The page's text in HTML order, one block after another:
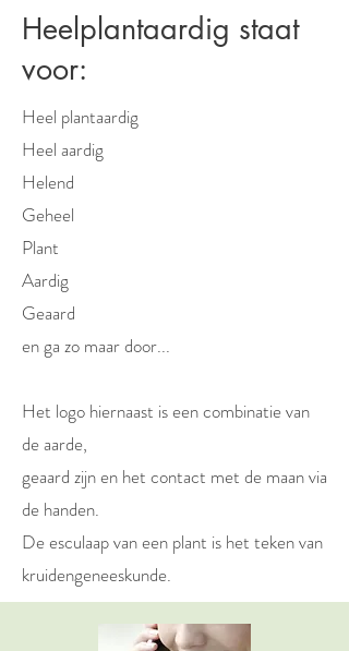
Heelplantaardig staat
voor:
Heel plantaardig
Heel aardig
Helend
Geheel
Plant
Aardig
Geaard
en ga zo maar door...
Het logo hiernaast is een combinatie van
de aarde,
geaard zijn en het contact met de maan via
de handen.
De esculaap van een plant is het teken van
kruidengeneeskunde.